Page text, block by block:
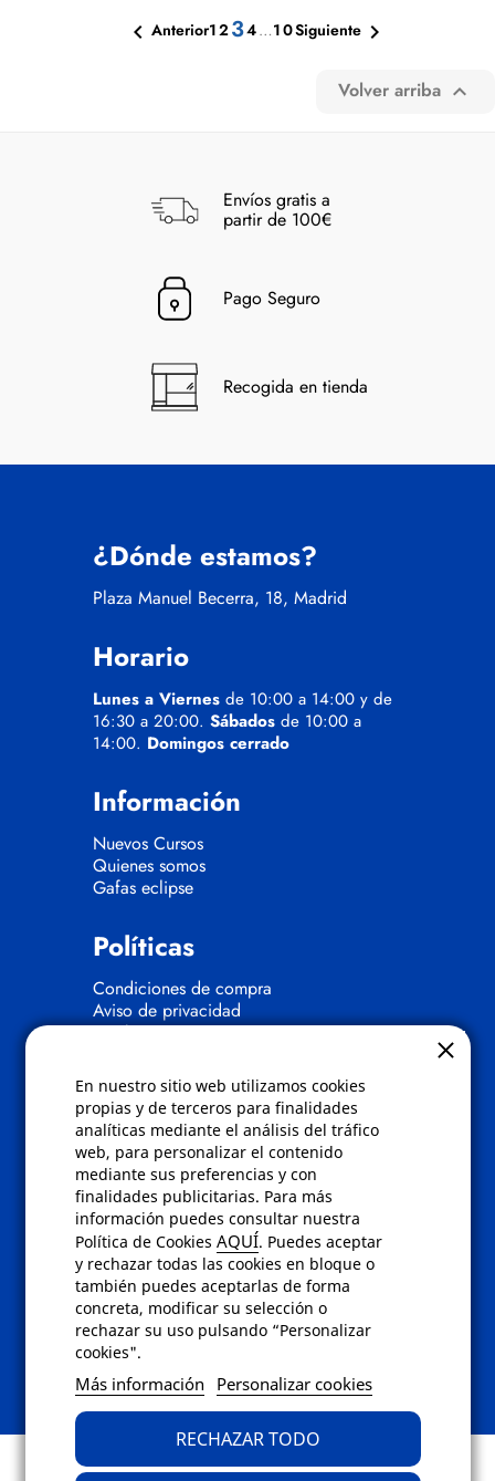
En nuestro sitio web utilizamos cookies
propias y de terceros para finalidades
analíticas mediante el análisis del tráfico
web, para personalizar el contenido
mediante sus preferencias y con
finalidades publicitarias. Para más
información puedes consultar nuestra
Política de CookiesAQUÍ. Puedes aceptar
y rechazar todas las cookies en bloque o
también puedes aceptarlas de forma
concreta, modificar su selección o
rechazar su uso pulsando “Personalizar
cookies".
Más información Personalizar cookies
RECHAZAR TODO
 Anterior1234…10Siguiente
Volver arriba 
Envíos gratis a
partir de 100€
Pago Seguro
Recogida en tienda
¿Dónde estamos?
Plaza Manuel Becerra, 18, Madrid
Horario
Lunes a Viernes de 10:00 a 14:00 y de
16:30 a 20:00. Sábados de 10:00 a
14:00. Domingos cerrado
Información
Nuevos Cursos
Quienes somos
Gafas eclipse
Políticas
Condiciones de compra
Aviso de privacidad
Cookies
Derecho de desistimiento
Preguntas frecuentes
Contacto
Envíanos un email ainfo@fotoroma.es
bien rellena nuestroformulario de
contacto